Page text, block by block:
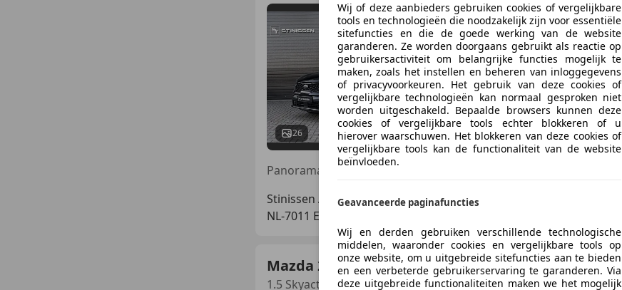
26
€ 33.7501
08/2021 101.841 km
Stinissen Auto's
NL-7011 EW GAANDEREN
Mazda 2
1.5 Skyactiv-G SkyLease GT Airco Cruise Navi PDC
Wij of deze aanbieders gebruiken cookies of vergelijkbare
tools en technologieën die noodzakelijk zijn voor essentiële
sitefuncties en die de goede werking van de website
garanderen. Ze worden doorgaans gebruikt als reactie op
gebruikersactiviteit om belangrijke functies mogelijk te
maken, zoals het instellen en beheren van inloggegevens
of privacyvoorkeuren. Het gebruik van deze cookies of
vergelijkbare technologieën kan normaal gesproken niet
worden uitgeschakeld. Bepaalde browsers kunnen deze
cookies of vergelijkbare tools echter blokkeren of u
hierover waarschuwen. Het blokkeren van deze cookies of
vergelijkbare tools kan de functionaliteit van de website
beïnvloeden.
Geavanceerde paginafuncties
Wij en derden gebruiken verschillende technologische
middelen, waaronder cookies en vergelijkbare tools op
onze website, om u uitgebreide sitefuncties aan te bieden
en een verbeterde gebruikerservaring te garanderen. Via
deze uitgebreide functionaliteiten maken we het mogelijk